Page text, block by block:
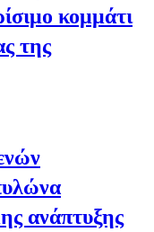
κομμάτι
της
ανάπτυξης